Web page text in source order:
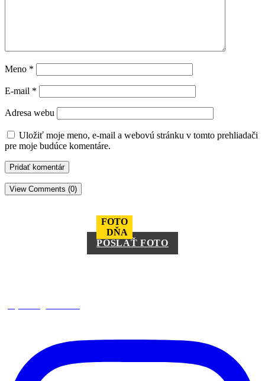
Meno *
E-mail *
Adresa webu
Uložiť moje meno, e-mail a webovú stránku v tomto prehliadači
pre moje budúce komentáre.
View Comments (0)
FOTO
DŇA
POSLAŤ FOTO